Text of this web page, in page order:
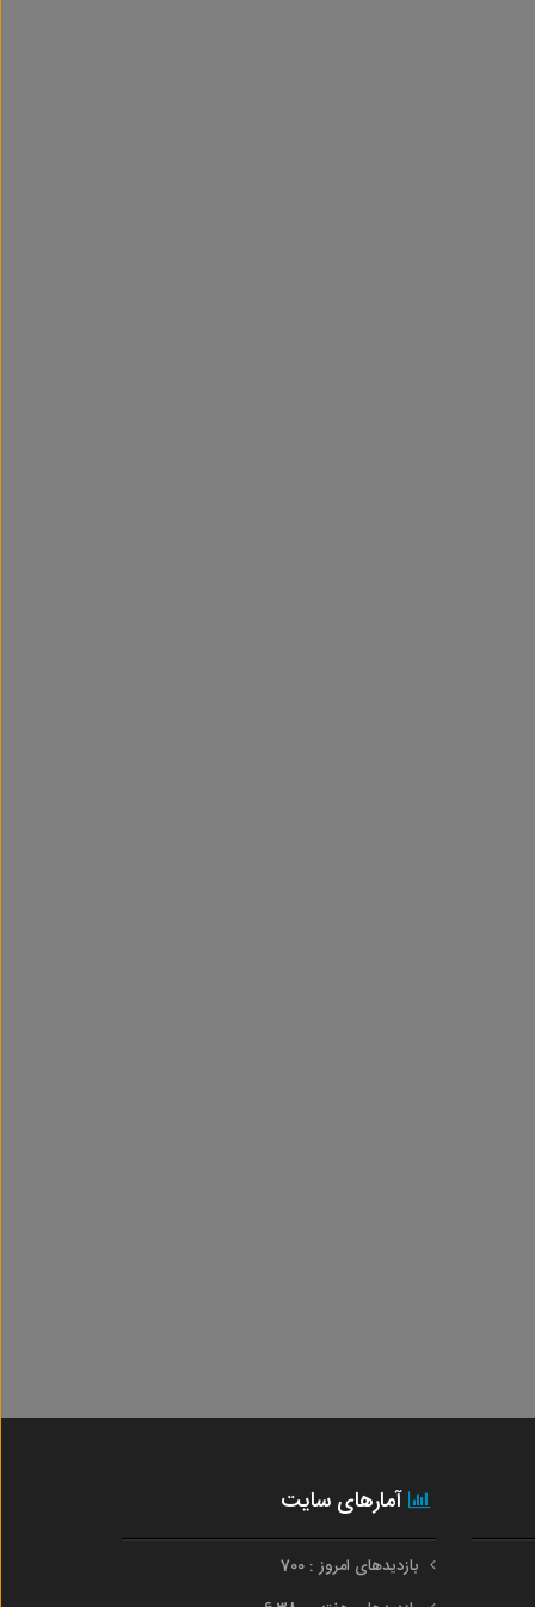
آمارهای سایت
بازدیدهای امروز : 700